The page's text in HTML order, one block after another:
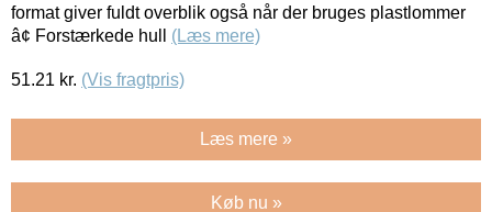
format giver fuldt overblik også når der bruges plastlommer
â¢ Forstærkede hull (Læs mere)
51.21 kr. (Vis fragtpris)
Læs mere »
Køb nu »